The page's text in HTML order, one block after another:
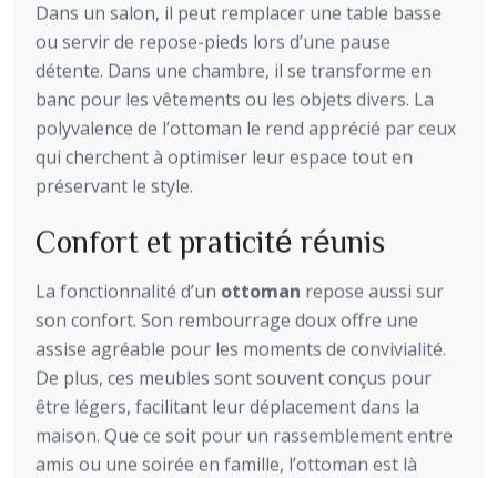
Dans un salon, il peut remplacer une table basse
ou servir de repose-pieds lors d’une pause
détente. Dans une chambre, il se transforme en
banc pour les vêtements ou les objets divers. La
polyvalence de l’ottoman le rend apprécié par ceux
qui cherchent à optimiser leur espace tout en
préservant le style.
Confort et praticité réunis
La fonctionnalité d’un ottoman repose aussi sur
son confort. Son rembourrage doux offre une
assise agréable pour les moments de convivialité.
De plus, ces meubles sont souvent conçus pour
être légers, facilitant leur déplacement dans la
maison. Que ce soit pour un rassemblement entre
amis ou une soirée en famille, l’ottoman est là